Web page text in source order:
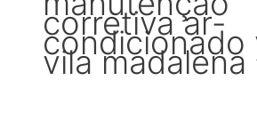
corretiva ar-
condicionado
vila madalena